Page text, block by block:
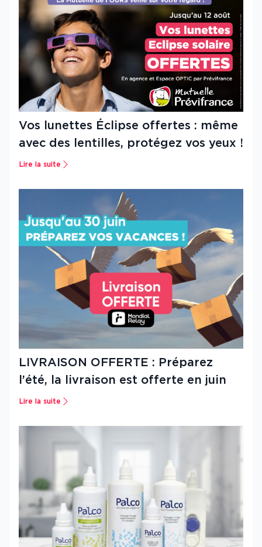
Vos lunettes Éclipse offertes : même
avec des lentilles, protégez vos yeux !
Lire la suite
LIVRAISON OFFERTE : Préparez
l’été, la livraison est offerte en juin
Lire la suite